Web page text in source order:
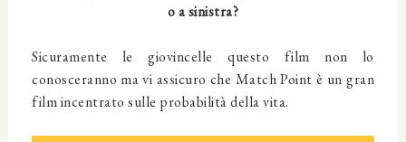
o a sinistra?
Sicuramente le giovincelle questo film non lo
conosceranno ma vi assicuro che Match Point è un gran
film incentrato sulle probabilità della vita.